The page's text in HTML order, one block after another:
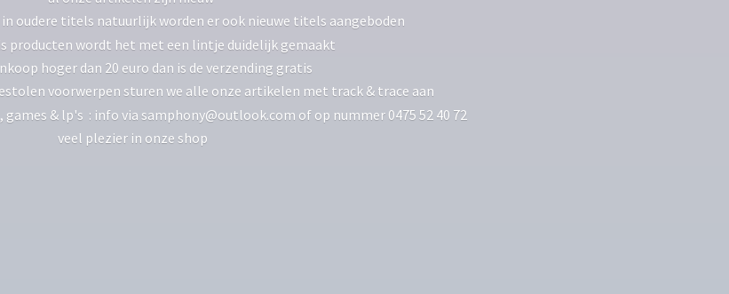
oudere titels natuurlijk worden er ook nieuwe titels aangeboden
producten wordt het met een lintje duidelijk gemaakt
hoger dan 20 euro dan is de verzending gratis
voorwerpen sturen we alle onze artikelen met track & trace aan
& lp's : info via samphony@outlook.com of op nummer 0475 52 40 72
veel plezier in onze shop